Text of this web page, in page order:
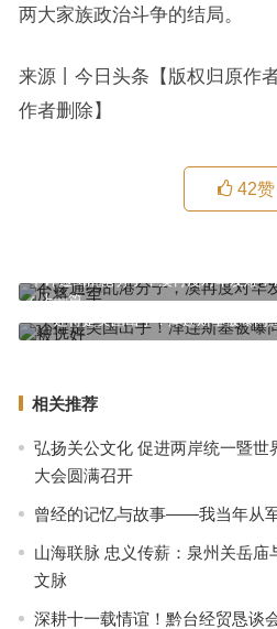
两大家族政治斗争的结局。
来源丨今日头条【版权归原作
作者删除】
42赞
上一篇
不许通缉乱港分子，澳再度对华发难
还得是美国出手！泽连斯基被曝同
相关推荐
弘扬关公文化 促进两岸统一暨世
大会圆满召开
曾经的记忆与故事——我当年从
山海联脉 忠义传薪：泉州关岳
文脉
深耕十一载情谊！黔台经贸恳谈